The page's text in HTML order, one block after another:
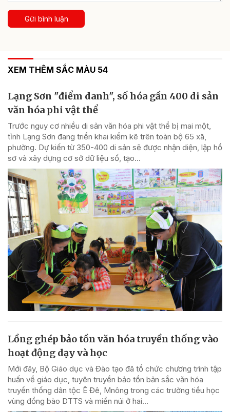
Gửi bình luận
XEM THÊM SẮC MÀU 54
Lạng Sơn "điểm danh", số hóa gần 400 di sản
văn hóa phi vật thể
Trước nguy cơ nhiều di sản văn hóa phi vật thể bị mai một,
tỉnh Lạng Sơn đang triển khai kiểm kê trên toàn bộ 65 xã,
phường. Dự kiến từ 350-400 di sản sẽ được nhận diện, lập hồ
sơ và xây dựng cơ sở dữ liệu số, tạo...
Lồng ghép bảo tồn văn hóa truyền thống vào
hoạt động dạy và học
Mới đây, Bộ Giáo dục và Đào tạo đã tổ chức chương trình tập
huấn về giáo dục, tuyên truyền bảo tồn bản sắc văn hóa
truyền thống dân tộc Ê Đê, Mnông trong các trường tiểu học
vùng đồng bào DTTS và miền núi ở hai...